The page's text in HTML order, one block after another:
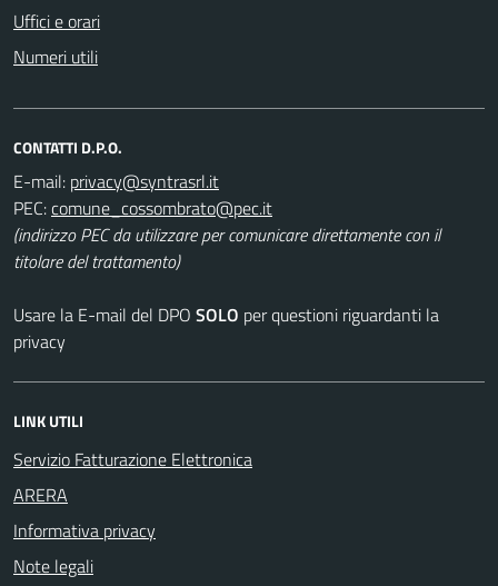
Uffici e orari
Numeri utili
CONTATTI D.P.O.
E-mail:
PEC:
(indirizzo PEC da utilizzare per comunicare direttamente con il
titolare del trattamento)
Usare la E-mail del DPO SOLO per questioni riguardanti la
privacy
LINK UTILI
Servizio Fatturazione Elettronica
ARERA
Informativa privacy
Note legali